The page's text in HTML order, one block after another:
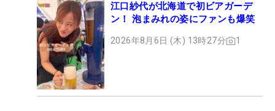
江口紗代が北海道で初ビアガーデ
ン！ 泡まみれの姿にファンも爆笑
2026年8月6日 (木) 13時27分 1